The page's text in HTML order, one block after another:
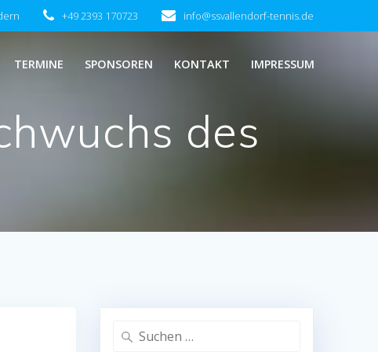
+49 2393 170723 info@ssvallendorf-tennis.de
TERMINE SPONSOREN KONTAKT IMPRESSUM
des
Suchen